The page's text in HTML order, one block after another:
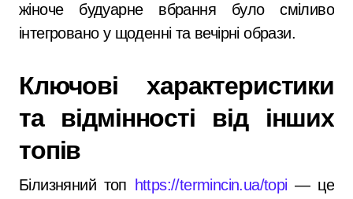
жіноче будуарне вбрання було сміливо
інтегровано у щоденні та вечірні образи.
Ключові характеристики
та відмінності від інших
топів
Білизняний топ https://termincin.ua/topi — це